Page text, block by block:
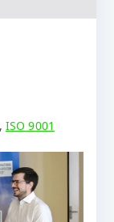
, ISO 9001